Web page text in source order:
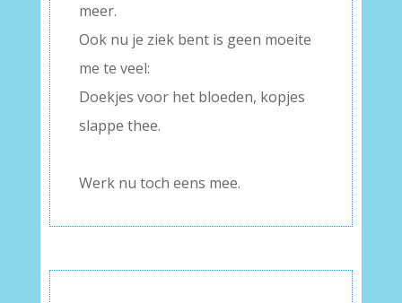
meer.
Ook nu je ziek bent is geen moeite
me te veel:
Doekjes voor het bloeden, kopjes
slappe thee.
Werk nu toch eens mee.